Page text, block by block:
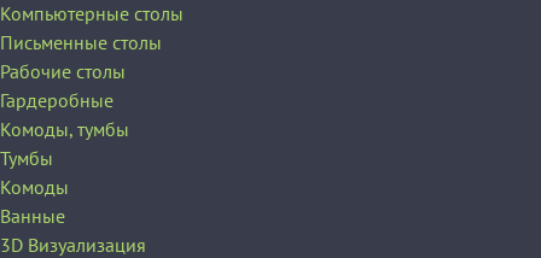
Компьютерные столы
Письменные столы
Рабочие столы
Гардеробные
Комоды, тумбы
Тумбы
Комоды
Ванные
3D Визуализация